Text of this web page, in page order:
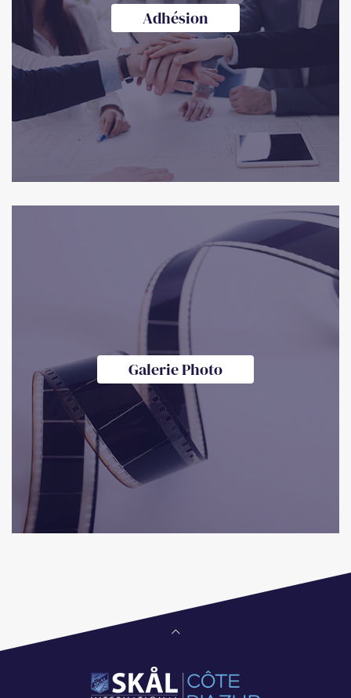
Adhésion
Galerie Photo